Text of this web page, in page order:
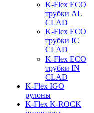
K-Flex ECO
трубки AL
CLAD
K-Flex ECO
трубки IC
CLAD
K-Flex ECO
трубки IN
CLAD
K-Flex IGO
рулоны
K-Flex K-ROCK